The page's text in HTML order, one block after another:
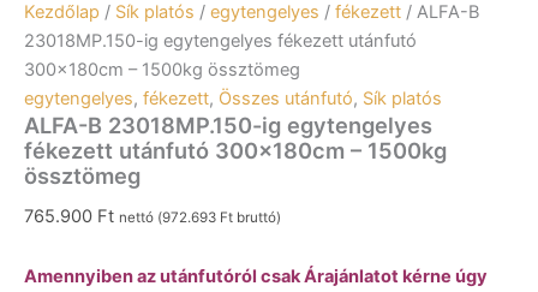
Kezdőlap / Sík platós / egytengelyes / fékezett / ALFA-B
23018MP.150-ig egytengelyes fékezett utánfutó
300x180cm – 1500kg össztömeg
egytengelyes, fékezett, Összes utánfutó, Sík platós
ALFA-B 23018MP.150-ig egytengelyes
fékezett utánfutó 300x180cm – 1500kg
össztömeg
765.900 Ft nettó (972.693 Ft bruttó)
Amennyiben az utánfutóról csak Árajánlatot kérne úgy